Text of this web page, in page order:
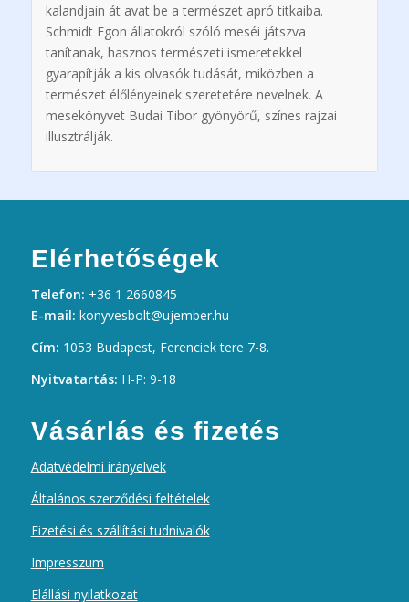
kalandjain át avat be a természet apró titkaiba.
Schmidt Egon állatokról szóló meséi játszva
tanítanak, hasznos természeti ismeretekkel
gyarapítják a kis olvasók tudását, miközben a
természet élőlényeinek szeretetére nevelnek. A
mesekönyvet Budai Tibor gyönyörű, színes rajzai
illusztrálják.
Elérhetőségek
Telefon: +36 1 2660845
E-mail: konyvesbolt@ujember.hu
Cím: 1053 Budapest, Ferenciek tere 7-8.
Nyitvatartás: H-P: 9-18
Vásárlás és fizetés
Adatvédelmi irányelvek
Általános szerződési feltételek
Fizetési és szállítási tudnivalók
Impresszum
Elállási nyilatkozat